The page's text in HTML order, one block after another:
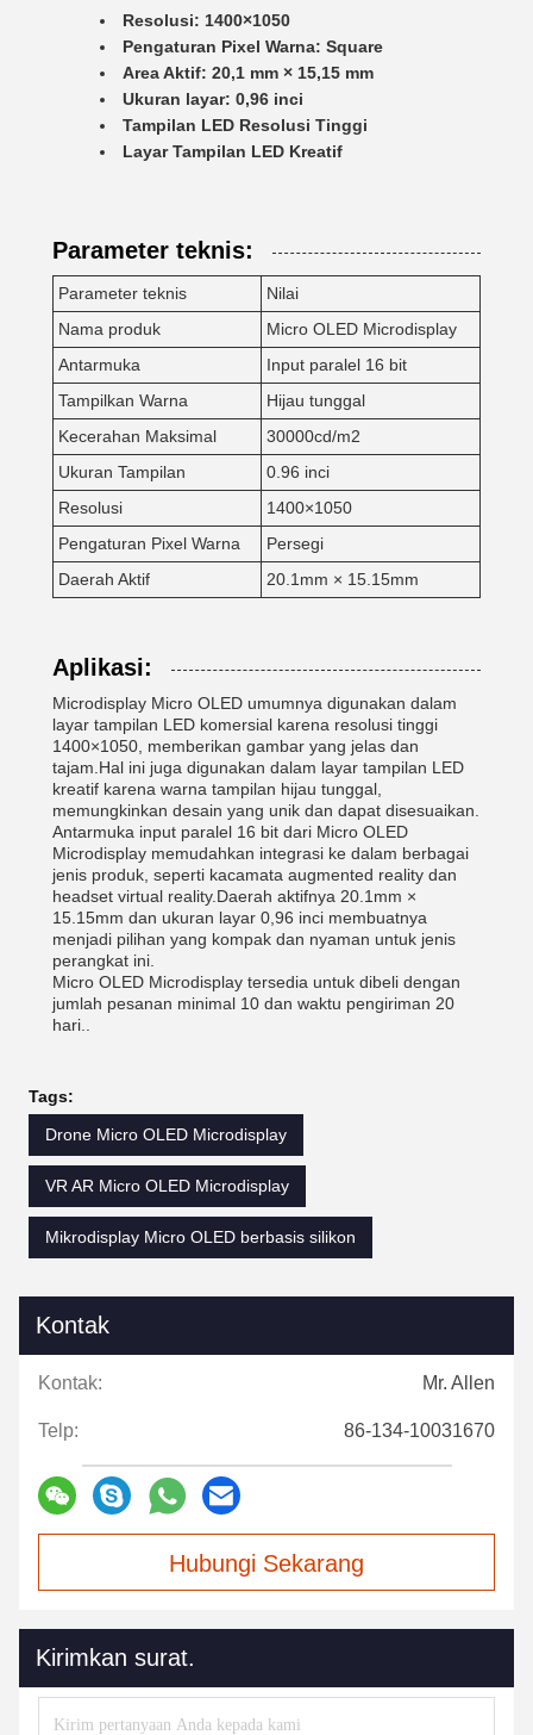
Resolusi: 1400×1050
Pengaturan Pixel Warna: Square
Area Aktif: 20,1 mm × 15,15 mm
Ukuran layar: 0,96 inci
Tampilan LED Resolusi Tinggi
Layar Tampilan LED Kreatif
Parameter teknis:
Parameter teknis
Nilai
Nama produk
Micro OLED Microdisplay
Antarmuka
Input paralel 16 bit
Tampilkan Warna
Hijau tunggal
Kecerahan Maksimal
30000cd/m2
Ukuran Tampilan
0.96 inci
Resolusi
1400×1050
Pengaturan Pixel Warna
Persegi
Daerah Aktif
20.1mm × 15.15mm
Aplikasi:
Microdisplay Micro OLED umumnya digunakan dalam
layar tampilan LED komersial karena resolusi tinggi
1400×1050, memberikan gambar yang jelas dan
tajam.Hal ini juga digunakan dalam layar tampilan LED
kreatif karena warna tampilan hijau tunggal,
memungkinkan desain yang unik dan dapat disesuaikan.
Antarmuka input paralel 16 bit dari Micro OLED
Microdisplay memudahkan integrasi ke dalam berbagai
jenis produk, seperti kacamata augmented reality dan
headset virtual reality.Daerah aktifnya 20.1mm ×
15.15mm dan ukuran layar 0,96 inci membuatnya
menjadi pilihan yang kompak dan nyaman untuk jenis
perangkat ini.
Micro OLED Microdisplay tersedia untuk dibeli dengan
jumlah pesanan minimal 10 dan waktu pengiriman 20
hari..
Tags:
Drone Micro OLED Microdisplay
VR AR Micro OLED Microdisplay
Mikrodisplay Micro OLED berbasis silikon
Kontak
Kontak: Mr. Allen
Telp: 86-134-10031670
Hubungi Sekarang
Kirimkan surat.